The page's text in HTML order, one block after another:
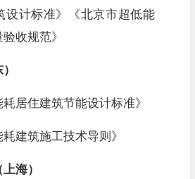
设计标准》《北京市超低能
收规范》
耗居住建筑节能设计标准》
耗建筑施工技术导则》
海）